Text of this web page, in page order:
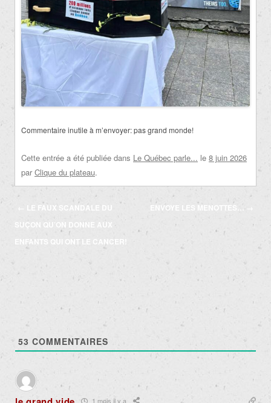
Commentaire inutile à m’envoyer: pas grand monde!
Cette entrée a été publiée dans Le Québec parle... le 8 juin 2026
par Clique du plateau.
Navigation
des
articles
← LE FAUX SCANDALE DU
SUÇON QU’ON DONNE AUX
ENFANTS QUI ONT LE CANCER!
ENVOYE LES MENOTTES… →
53 COMMENTAIRES
1 mois il y a